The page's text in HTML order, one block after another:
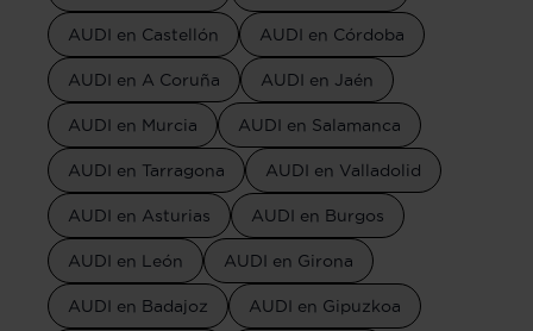
AUDI en Castellón AUDI en Córdoba
AUDI en A Coruña AUDI en Jaén
AUDI en Murcia AUDI en Salamanca
AUDI en Tarragona AUDI en Valladolid
AUDI en Asturias AUDI en Burgos
AUDI en León AUDI en Girona
AUDI en Badajoz AUDI en Gipuzkoa